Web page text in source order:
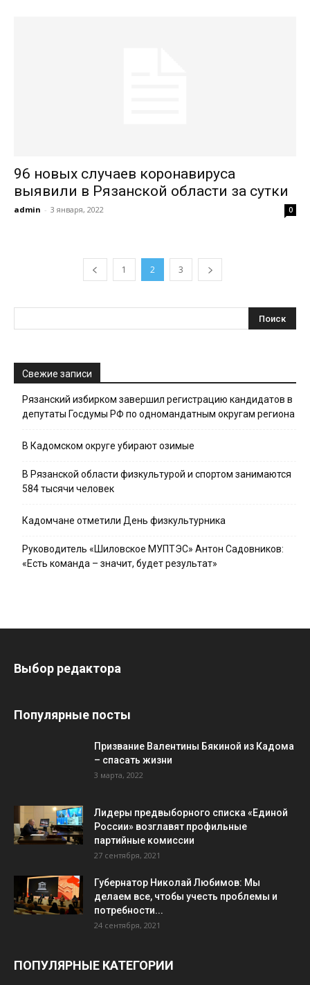
96 новых случаев коронавируса
выявили в Рязанской области за сутки
admin - 3 января, 2022 0
1 2 3
Свежие записи
Рязанский избирком завершил регистрацию кандидатов в
депутаты Госдумы РФ по одномандатным округам региона
В Кадомском округе убирают озимые
В Рязанской области физкультурой и спортом занимаются
584 тысячи человек
Кадомчане отметили День физкультурника
Руководитель «Шиловское МУПТЭС» Антон Садовников:
«Есть команда – значит, будет результат»
Выбор редактора
Популярные посты
Призвание Валентины Бякиной из Кадома
– спасать жизни
3 марта, 2022
Лидеры предвыборного списка «Единой
России» возглавят профильные
партийные комиссии
27 сентября, 2021
Губернатор Николай Любимов: Мы
делаем все, чтобы учесть проблемы и
потребности...
24 сентября, 2021
ПОПУЛЯРНЫЕ КАТЕГОРИИ